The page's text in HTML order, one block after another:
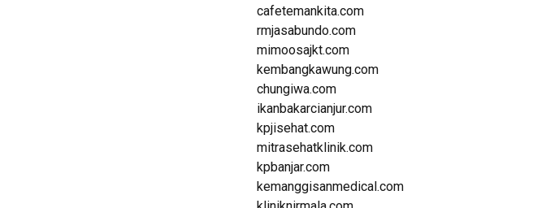
cafetemankita.com
rmjasabundo.com
mimoosajkt.com
kembangkawung.com
chungiwa.com
ikanbakarcianjur.com
kpjisehat.com
mitrasehatklinik.com
kpbanjar.com
kemanggisanmedical.com